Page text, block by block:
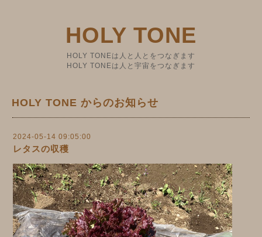
HOLY TONE
HOLY TONEは人と人とをつなぎます
HOLY TONEは人と宇宙をつなぎます
HOLY TONE からのお知らせ
2024-05-14 09:05:00
レタスの収穫